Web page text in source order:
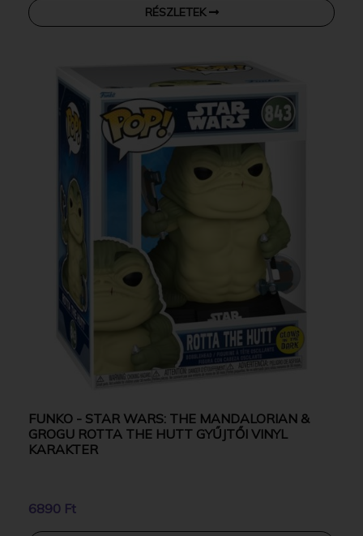
RÉSZLETEK
FUNKO - STAR WARS: THE MANDALORIAN &
GROGU ROTTA THE HUTT GYŰJTŐI VINYL
KARAKTER
6890 Ft